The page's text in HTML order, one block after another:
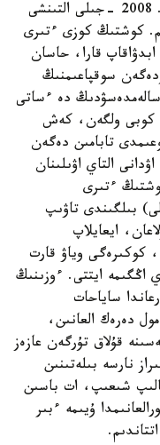
التىن ارقاۋ التايدان انادولىعا جەتەلەدى. 2008 -جىلى التىنشى
كوشتىڭ كوزى ءتىرى
قارا، حاسان
سوقپاعىمنىڭ
سالەمدەسۋدىڭ دە ءساتى
كوبى ولگەن، كەش
تابامىن دەگەن
التاي اۋىلىنان
ءتىرى
بىلگىندى تاۋىپ
ايعايلاپ
كوكىرەگى وياۋ قارت
اڭگىمە ايتتى. ءوزىنىڭ
ساياحات
دەرەك العانىن،
قۇلاق تۇرگەن عازەز
نارسە بىلەتىنىن
شىعىپ، ات باسىن
ۇيىمە ءبىر